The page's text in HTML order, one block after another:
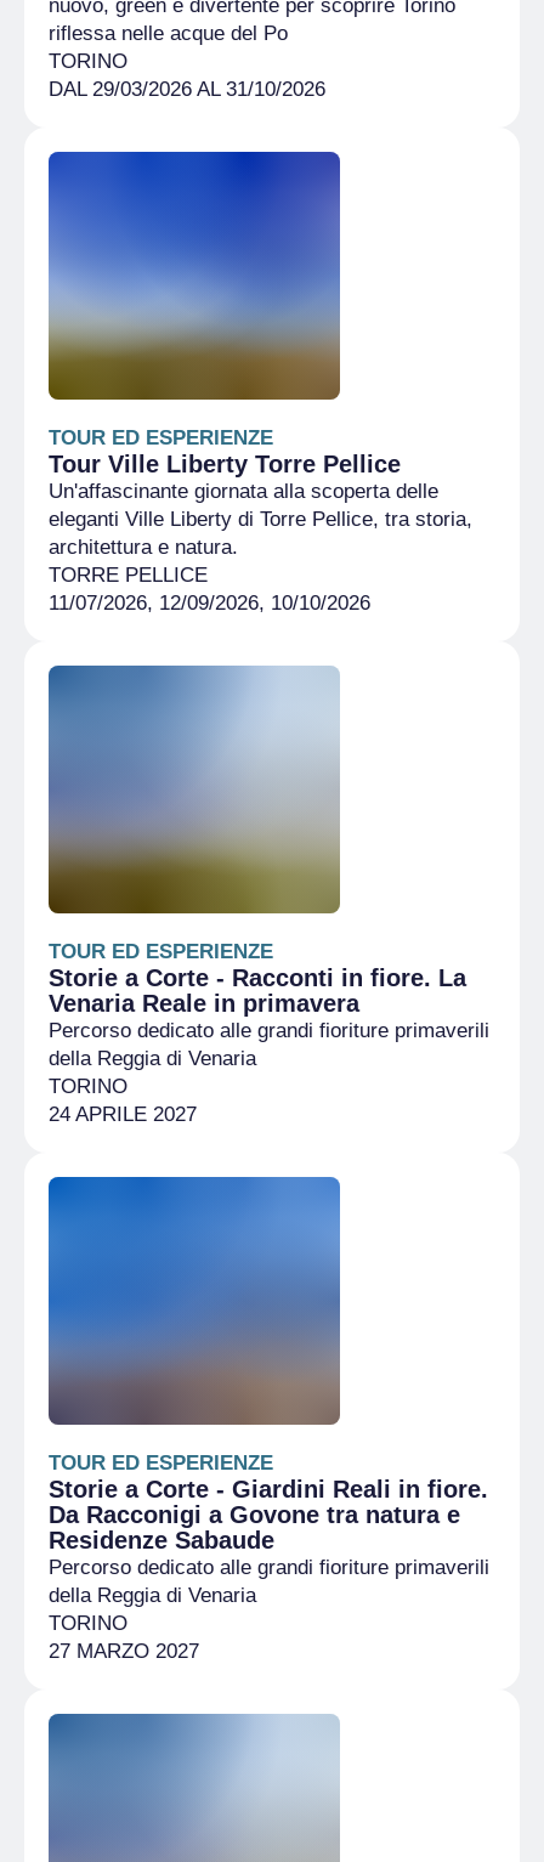
nuovo, green e divertente per scoprire Torino
riflessa nelle acque del Po
TORINO
DAL 29/03/2026 AL 31/10/2026
TOUR ED ESPERIENZE
Tour Ville Liberty Torre Pellice
Un'affascinante giornata alla scoperta delle
eleganti Ville Liberty di Torre Pellice, tra storia,
architettura e natura.
TORRE PELLICE
11/07/2026, 12/09/2026, 10/10/2026
TOUR ED ESPERIENZE
Storie a Corte - Racconti in fiore. La
Venaria Reale in primavera
Percorso dedicato alle grandi fioriture primaverili
della Reggia di Venaria
TORINO
24 APRILE 2027
TOUR ED ESPERIENZE
Storie a Corte - Giardini Reali in fiore.
Da Racconigi a Govone tra natura e
Residenze Sabaude
Percorso dedicato alle grandi fioriture primaverili
della Reggia di Venaria
TORINO
27 MARZO 2027